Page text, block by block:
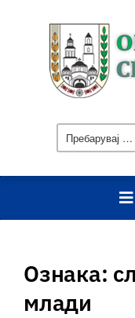
за:
Ознака:
млади